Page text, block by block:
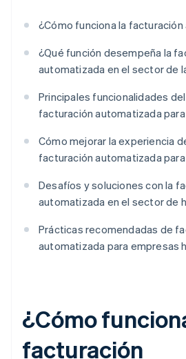
¿Cómo funciona la
¿Qué función desempeña la
automatizada en el sector de
Principales funcionalidades
facturación automatizada
Cómo mejorar la experiencia
facturación automatizada
Desafíos y soluciones con la
automatizada en el sector de
Prácticas recomendadas de
automatizada para empresas
¿Cómo
facturación